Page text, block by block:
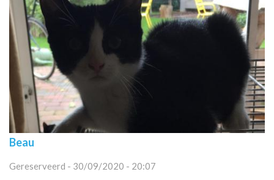
Beau
Gereserveerd - 30/09/2020 - 20:07